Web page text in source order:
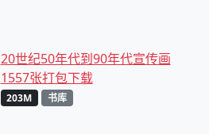
20世纪50年代到90年代宣传画
1557张打包下载
203M 书库